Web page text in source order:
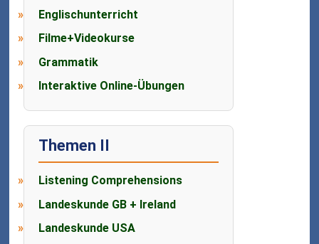
Englischunterricht
Filme+Videokurse
Grammatik
Interaktive Online-Übungen
Themen II
Listening Comprehensions
Landeskunde GB + Ireland
Landeskunde USA